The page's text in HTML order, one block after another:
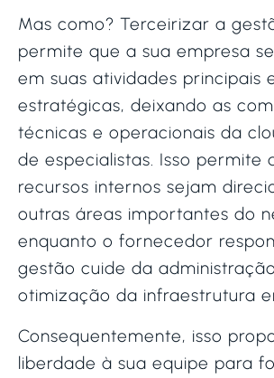
Mas como? Terceirizar a
permite que a sua empresa
em suas atividades principais
estratégicas, deixando as
técnicas e operacionais da
de especialistas. Isso permite
recursos internos sejam
outras áreas importantes do
enquanto o fornecedor
gestão cuide da
otimização da infraestrutura
Consequentemente, isso
liberdade à sua equipe para